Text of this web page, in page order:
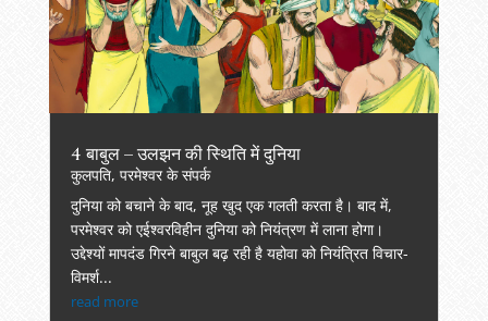
4 बाबुल – उलझन की स्थिति में दुनिया
कुलपति, परमेश्वर के संपर्क
दुनिया को बचाने के बाद, नूह खुद एक गलती करता है। बाद में,
परमेश्वर को एईश्वरविहीन दुनिया को नियंत्रण में लाना होगा।
उद्देश्यों मापदंड गिरने बाबुल बढ़ रही है यहोवा को नियंत्रित विचार-
विमर्श...
read more